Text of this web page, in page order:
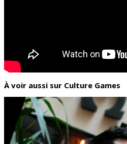
À voir aussi sur Culture Games